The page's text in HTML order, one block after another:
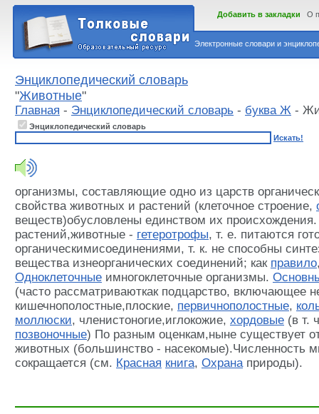
Электронные словари и
Добавить в закладки О
Энциклопедический словарь
"Животные"
Главная - Энциклопедический словарь - буква Ж -
Энциклопедический словарь
Искать!
организмы, составляющие одно из царств
свойства животных и растений (клеточное строение,
веществ)обусловлены единством их
растений,животные - гетеротрофы, т. е. питаются
органическимисоединениями, т. к. не способны
вещества изнеорганических соединений; как правило
Одноклеточные имногоклеточные организмы.
(часто рассматриваюткак подцарство, включающее
кишечнополостные,плоские, первичнополостные,
моллюски, членистоногие,иглокожие, хордовые (в т.
позвоночные) По разным оценкам,ныне существует
животных (большинство - насекомые).Численность
сокращается (см. Красная книга, Охранаприроды).